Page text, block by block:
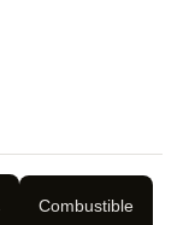
Combustible